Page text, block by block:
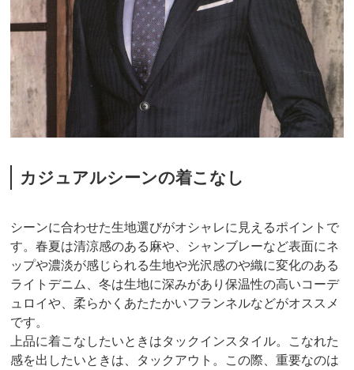
カジュアルシーンの着こなし
シーンに合わせた生地選びがオシャレに見えるポイントで
す。春夏は清涼感のある麻や、シャンブレーなど表面にネ
ップや濃淡が感じられる生地や光沢感のや織に変化のある
ライトデニム、冬は生地に深みがあり保温性の高いコーデ
ュロイや、柔らかくあたたかいフランネルなどがオススメ
です。
上品に着こなしたいときはタックインスタイル。こなれた
感を出したいときは、タックアウト。この際、重要なのは